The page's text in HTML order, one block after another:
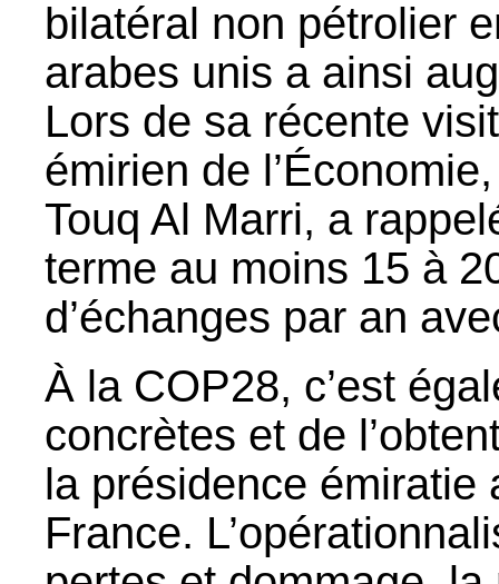
bilatéral non pétrolier
arabes unis a ainsi
Lors de sa récente
émirien de
Touq Al Marri, a
terme au moins 15 à
d’échanges par an
À la COP28, c’est
concrètes et de
la présidence émiratie
France.